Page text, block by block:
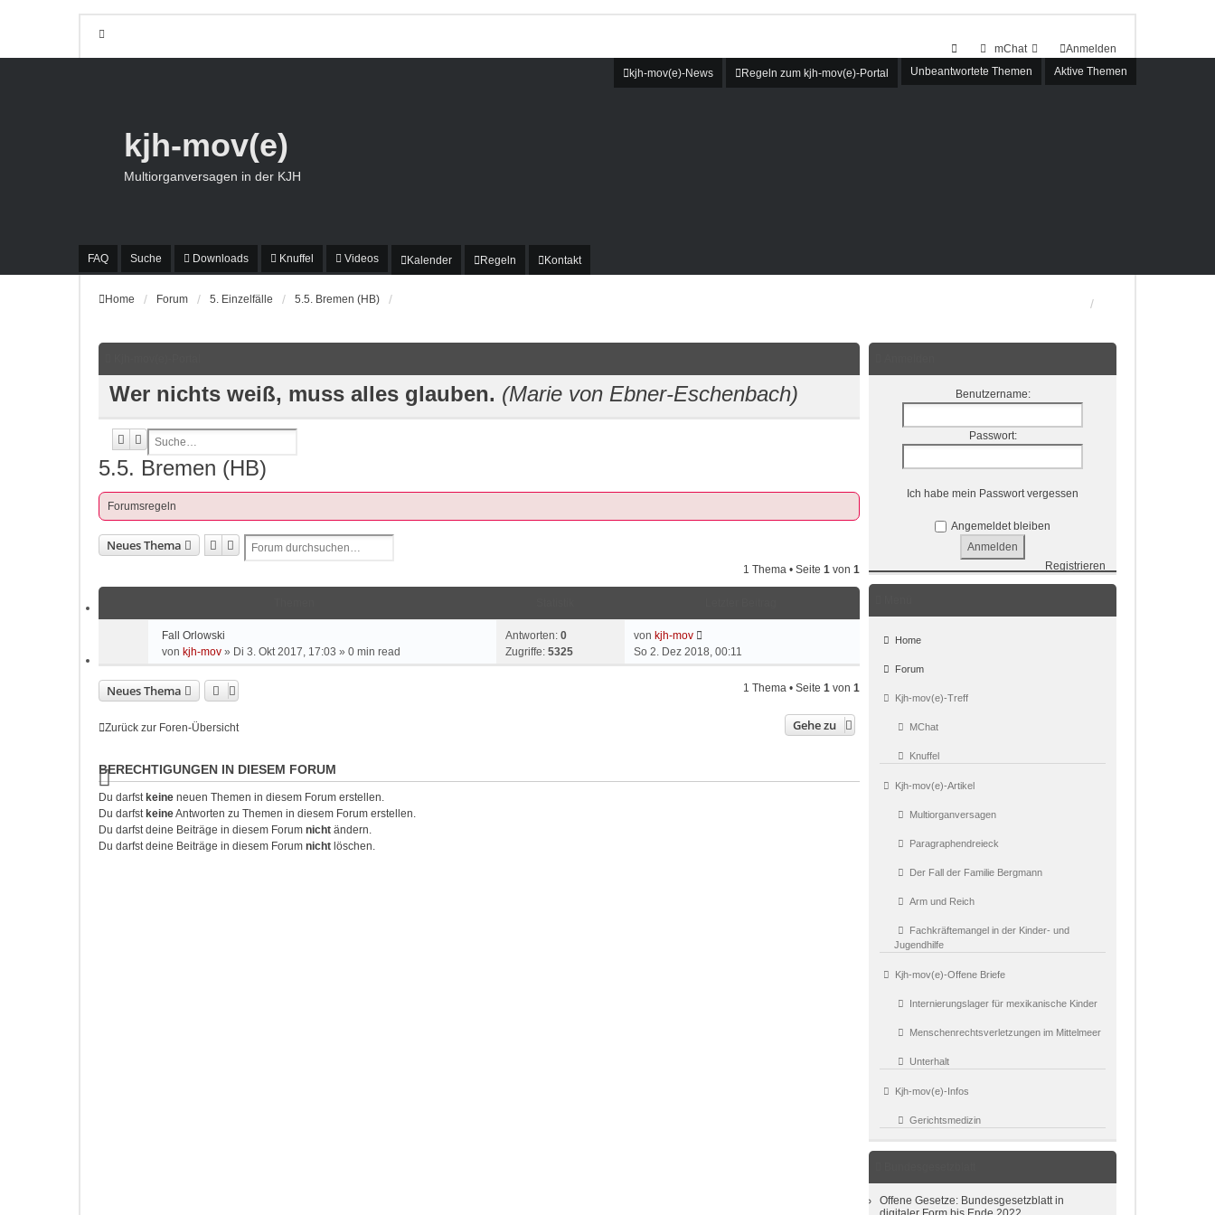
Anmelden
mChat
kjh-mov(e)-News
Regeln zum kjh-mov(e)-Portal Unbeantwortete Themen Aktive Themen
FAQ Suche Downloads Knuffel Videos Kalender Regeln Kontakt
kjh-mov(e)
Multiorganversagen in der KJH
Home Forum 5. Einzelfälle 5.5. Bremen (HB)
Wer nichts weiß, muss alles glauben. (Marie von Ebner-Eschenbach)
SucheErweiterte Suche
5.5. Bremen (HB)
Forumsregeln
Neues Thema SucheErweiterte Suche
1 Thema • Seite 1 von 1
Fall Orlowski
von kjh-mov » Di 3. Okt 2017, 17:03 » 0 min read
Antworten: 0
Zugriffe: 5325
von kjh-mov
So 2. Dez 2018, 00:11
Neues Thema 1 Thema • Seite 1 von 1
Zurück zur Foren-Übersicht Gehe zu
BERECHTIGUNGEN IN DIESEM FORUM
Du darfst keine neuen Themen in diesem Forum erstellen.
Du darfst keineAntworten zu Themen in diesem Forum erstellen.
Du darfst deine Beiträge in diesem Forum nicht ändern.
Du darfst deine Beiträge in diesem Forum nicht löschen.
Benutzername:
Passwort:
Ich habe mein Passwort vergessen
Angemeldet bleiben
Registrieren
Home
Forum
Kjh-mov(e)-Treff
MChat
Knuffel
Kjh-mov(e)-Artikel
Multiorganversagen
Paragraphendreieck
Der Fall der Familie Bergmann
Arm und Reich
Fachkräftemangel in der Kinder- und
Jugendhilfe
Kjh-mov(e)-Offene Briefe
Internierungslager für mexikanische Kinder
Menschenrechtsverletzungen im Mittelmeer
Unterhalt
Kjh-mov(e)-Infos
Gerichtsmedizin
Offene Gesetze: Bundesgesetzblatt in